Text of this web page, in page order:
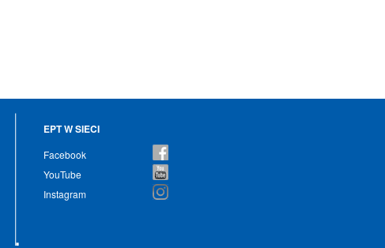
EPT W SIECI
Facebook
YouTube
Instagram